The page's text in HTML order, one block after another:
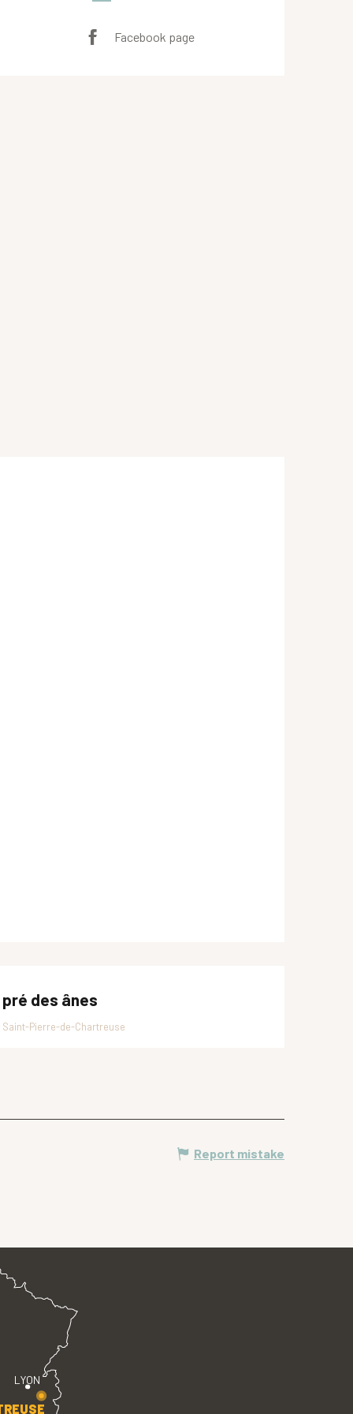
Facebook page
pré des ânes
Saint-Pierre-de-Chartreuse
Report mistake
LYON